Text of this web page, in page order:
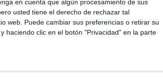
en cuenta que algún procesamiento de sus
usted tiene el derecho de rechazar tal
web. Puede cambiar sus preferencias o retirar su
haciendo clic en el botón "Privacidad" en la parte